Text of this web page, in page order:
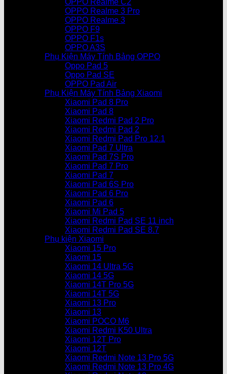
OPPO Realme C2
OPPO Realme 3 Pro
OPPO Realme 3
OPPO F9
OPPO F1s
OPPO A3S
Phụ Kiện Máy Tính Bảng OPPO
Oppo Pad 5
Oppo Pad SE
OPPO Pad Air
Phụ Kiện Máy Tính Bảng Xiaomi
Xiaomi Pad 8 Pro
Xiaomi Pad 8
Xiaomi Redmi Pad 2 Pro
Xiaomi Redmi Pad 2
Xiaomi Redmi Pad Pro 12.1
Xiaomi Pad 7 Ultra
Xiaomi Pad 7S Pro
Xiaomi Pad 7 Pro
Xiaomi Pad 7
Xiaomi Pad 6S Pro
Xiaomi Pad 6 Pro
Xiaomi Pad 6
Xiaomi Mi Pad 5
Xiaomi Redmi Pad SE 11 inch
Xiaomi Redmi Pad SE 8.7
Phụ kiện Xiaomi
Xiaomi 15 Pro
Xiaomi 15
Xiaomi 14 Ultra 5G
Xiaomi 14 5G
Xiaomi 14T Pro 5G
Xiaomi 14T 5G
Xiaomi 13 Pro
Xiaomi 13
Xiaomi POCO M6
Xiaomi Redmi K50 Ultra
Xiaomi 12T Pro
Xiaomi 12T
Xiaomi Redmi Note 13 Pro 5G
Xiaomi Redmi Note 13 Pro 4G